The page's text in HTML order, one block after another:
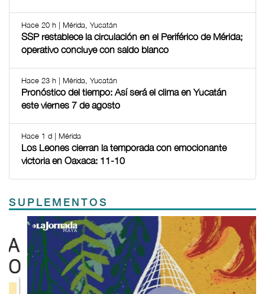
Hace 20 h | Mérida, Yucatán
SSP restablece la circulación en el Periférico de Mérida;
operativo concluye con saldo blanco
Hace 23 h | Mérida, Yucatán
Pronóstico del tiempo: Así será el clima en Yucatán
este viernes 7 de agosto
Hace 1 d | Mérida
Los Leones cierran la temporada con emocionante
victoria en Oaxaca: 11-10
SUPLEMENTOS